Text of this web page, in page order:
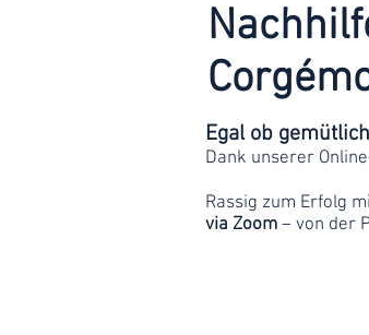
Egal ob
Dank unserer
Rassig zum Erfolg
via Zoom – von der